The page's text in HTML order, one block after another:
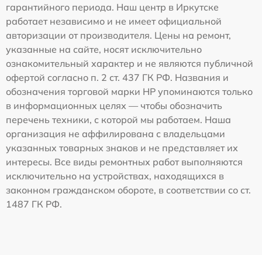
гарантийного периода. Наш центр в Иркутске
работает независимо и не имеет официальной
авторизации от производителя. Цены на ремонт,
указанные на сайте, носят исключительно
ознакомительный характер и не являются публичной
офертой согласно п. 2 ст. 437 ГК РФ. Названия и
обозначения торговой марки HP упоминаются только
в информационных целях — чтобы обозначить
перечень техники, с которой мы работаем. Наша
организация не аффилирована с владельцами
указанных товарных знаков и не представляет их
интересы. Все виды ремонтных работ выполняются
исключительно на устройствах, находящихся в
законном гражданском обороте, в соответствии со ст.
1487 ГК РФ.